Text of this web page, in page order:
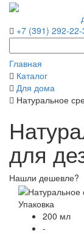
+7 (391) 292-22-
Главная
Каталог
Для дома
Натуральное
для
Нашли дешевле?
Упаковка
200 мл
-